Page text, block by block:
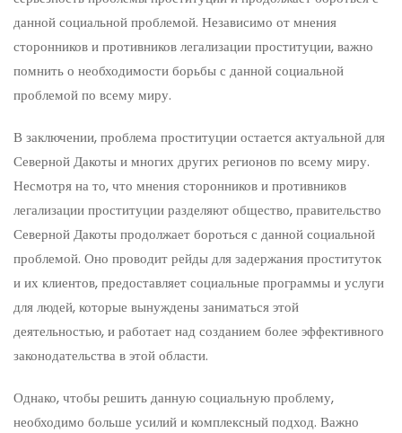
данной социальной проблемой. Независимо от мнения
сторонников и противников легализации проституции, важно
помнить о необходимости борьбы с данной социальной
проблемой по всему миру.
В заключении, проблема проституции остается актуальной для
Северной Дакоты и многих других регионов по всему миру.
Несмотря на то, что мнения сторонников и противников
легализации проституции разделяют общество, правительство
Северной Дакоты продолжает бороться с данной социальной
проблемой. Оно проводит рейды для задержания проституток
и их клиентов, предоставляет социальные программы и услуги
для людей, которые вынуждены заниматься этой
деятельностью, и работает над созданием более эффективного
законодательства в этой области.
Однако, чтобы решить данную социальную проблему,
необходимо больше усилий и комплексный подход. Важно